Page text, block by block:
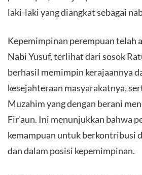
laki-laki yang diangkat sebagai
Kepemimpinan perempuan telah
Nabi Yusuf, terlihat dari sosok
berhasil memimpin kerajaannya
kesejahteraan masyarakatnya,
Muzahim yang dengan berani
Fir’aun. Ini menunjukkan bahwa
kemampuan untuk berkontribusi
dan dalam posisi kepemimpinan.